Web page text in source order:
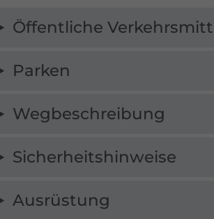
Öffentliche
Parken
Wegbeschreibung
Sicherheitshinweise
Ausrüstung